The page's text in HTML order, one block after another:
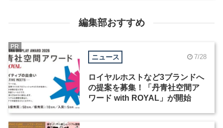
編集部おすすめ
ニュース 7/28
ロイヤルホストなど3ブランドへ
の提案を募集！「丹青社空間ア
ワード with ROYAL」が開始
PR